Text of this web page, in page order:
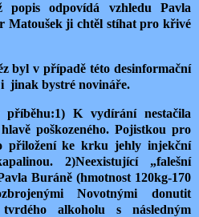
popis odpovídá vzhledu Pavla
Matoušek ji chtěl stíhat pro křivé
byl v případě této desinformační
jinak bystré novináře.
K vydírání nestačila
poškozeného. Pojistkou pro
přiložení ke krku jehly injekční
2)Neexistující „falešní
Buráně (hmotnost 120kg-170
Novotnými donutit
alkoholu s následným